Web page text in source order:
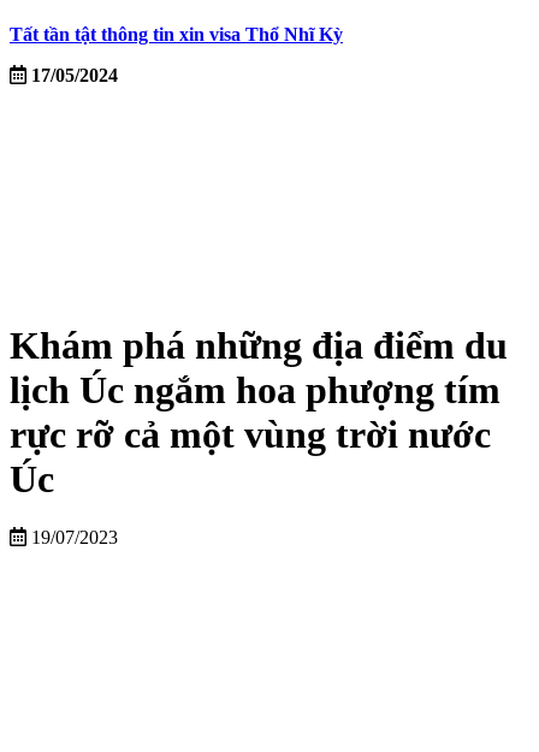
Tất tần tật thông tin xin visa Thổ Nhĩ Kỳ
17/05/2024
Khám phá những địa điểm du
lịch Úc ngắm hoa phượng tím
rực rỡ cả một vùng trời nước
Úc
19/07/2023